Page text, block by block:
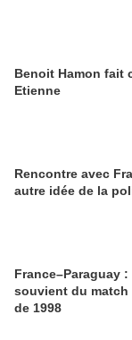
Benoit Hamon fait
Etienne
Rencontre avec
autre idée de la
France–Paraguay
souvient du
de 1998